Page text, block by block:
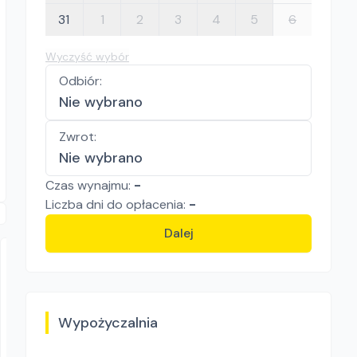
31
1 2 3 4 5 6
Wyczyść wybór
Odbiór:
Nie wybrano
Zwrot:
Nie wybrano
Czas wynajmu: -
Liczba dni do opłacenia: -
Dalej
Wypożyczalnia